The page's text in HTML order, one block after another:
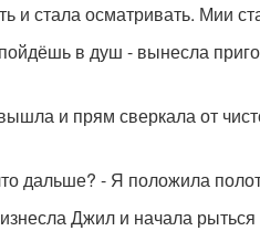
и стала осматривать. Мии
в душ - вынесла
и прям сверкала от
дальше? - Я положила
Джил и начала